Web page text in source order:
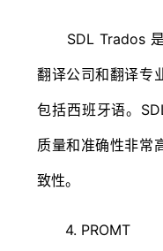
SDL Trados 是
翻译公司和翻译专
包括西班牙语。
质量和准确性非常
致性。
4. PROMT